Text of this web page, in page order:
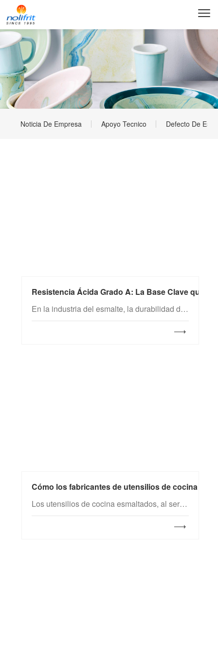
Noticia De Empresa Apoyo Tecnico Defecto De
Resistencia Ácida Grado A: La Base Clave que
En la industria del esmalte, la durabilidad del brillo superficial es el indicador más intuitivo de la calidad del producto. Especialmente cuando se expone al ácido acético y al ácido cítrico en entornos de cocina cotidianos, o a la corrosión ácida en entornos industriales, la resistencia ácida de la capa de esmalte determina directamente la “vida estética” y la seguridad de uso de los productos.
Cómo los fabricantes de utensilios de cocina
Los utensilios de cocina esmaltados, al ser productos que entran en contacto directo con los alimentos, están sujetos a estrictas normas de seguridad, rendimiento y protección medioambiental. Para satisfacer las demandas clave de los consumidores en materia de salud, durabilidad, estética y comodidad, los fabricantes de utensilios esmaltados deben controlar rigurosamente la calidad a lo largo de todo el proceso y seleccionar con precisión los materiales de esmalte, garantizando así el cumplimiento integral de las normativas.